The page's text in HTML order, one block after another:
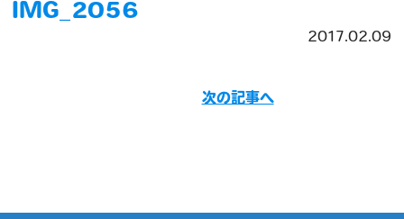
IMG_2056
2017.02.09
次の記事へ